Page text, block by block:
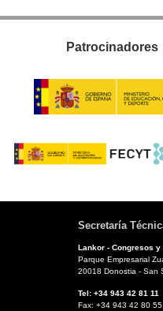
Patrocinadores
Secretaría
Lankor - Congresos
Parque Empresarial
20018 Donostia - San
Tel: +34 943 42
Fax: +34 943 42